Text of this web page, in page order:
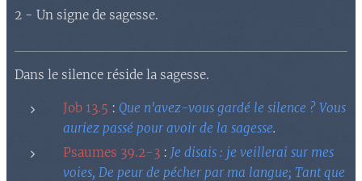
2 - Un signe de sagesse.
Dans le silence réside la sagesse.
Job 13.5 : Que n'avez-vous gardé le silence ? Vous
auriez passé pour avoir de la sagesse.
Psaumes 39.2-3 : Je disais : je veillerai sur mes
voies, De peur de pécher par ma langue; Tant que